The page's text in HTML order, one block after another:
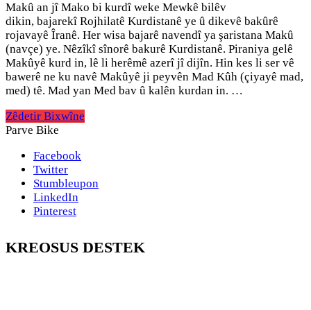
Makû an jî Mako bi kurdî weke Mewkê bilêv
dikin, bajarekî Rojhilatê Kurdistanê ye û dikevê bakûrê
rojavayê Îranê. Her wisa bajarê navendî ya şaristana Makû
(navçe) ye. Nêzîkî sînorê bakurê Kurdistanê. Piraniya gelê
Makûyê kurd in, lê li herêmê azerî jî dijîn. Hin kes li ser vê
bawerê ne ku navê Makûyê ji peyvên Mad Kûh (çiyayê mad,
med) tê. Mad yan Med bav û kalên kurdan in. …
Zêdetir Bixwîne
Parve Bike
Facebook
Twitter
Stumbleupon
LinkedIn
Pinterest
KREOSUS DESTEK